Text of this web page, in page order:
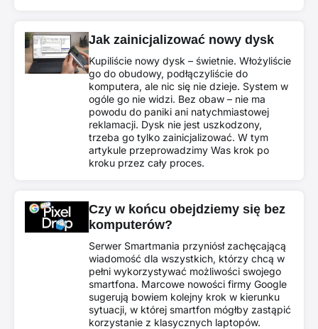
Jak zainicjalizować nowy dysk
Kupiliście nowy dysk – świetnie. Włożyliście
go do obudowy, podłączyliście do
komputera, ale nic się nie dzieje. System w
ogóle go nie widzi. Bez obaw – nie ma
powodu do paniki ani natychmiastowej
reklamacji. Dysk nie jest uszkodzony,
trzeba go tylko zainicjalizować. W tym
artykule przeprowadzimy Was krok po
kroku przez cały proces.
Czy w końcu obejdziemy się bez
komputerów?
Serwer Smartmania przyniósł zachęcającą
wiadomość dla wszystkich, którzy chcą w
pełni wykorzystywać możliwości swojego
smartfona. Marcowe nowości firmy Google
sugerują bowiem kolejny krok w kierunku
sytuacji, w której smartfon mógłby zastąpić
korzystanie z klasycznych laptopów.